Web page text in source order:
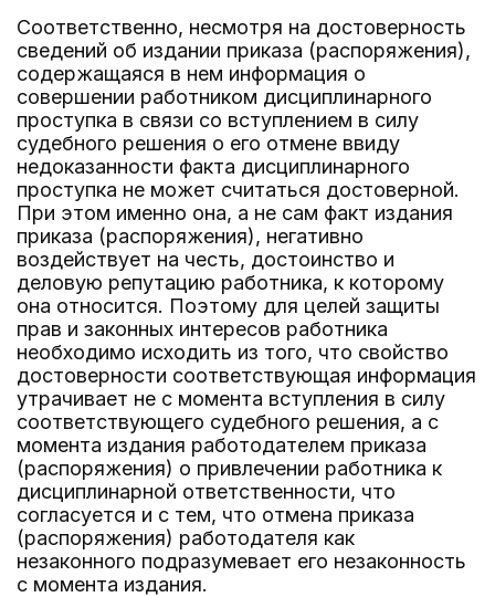
Соответственно, несмотря на достоверность
сведений об издании приказа (распоряжения),
содержащаяся в нем информация о
совершении работником дисциплинарного
проступка в связи со вступлением в силу
судебного решения о его отмене ввиду
недоказанности факта дисциплинарного
проступка не может считаться достоверной.
При этом именно она, а не сам факт издания
приказа (распоряжения), негативно
воздействует на честь, достоинство и
деловую репутацию работника, к которому
она относится. Поэтому для целей защиты
прав и законных интересов работника
необходимо исходить из того, что свойство
достоверности соответствующая информация
утрачивает не с момента вступления в силу
соответствующего судебного решения, а с
момента издания работодателем приказа
(распоряжения) о привлечении работника к
дисциплинарной ответственности, что
согласуется и с тем, что отмена приказа
(распоряжения) работодателя как
незаконного подразумевает его незаконность
с момента издания.